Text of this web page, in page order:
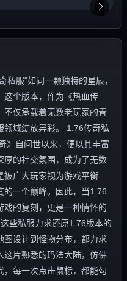
私服"如同一颗独特的星辰，
这个版本，作为《热血传
不仅承载着无数老玩家的青
领域绽放异彩。 1.76传奇私
》自问世以来，便以其丰富
厚的社交氛围，成为了无数
被广大玩家视为游戏平衡
的一个巅峰。因此，当1.76
戏的复刻，更是一种情怀的
些私服力求还原1.76版本的
图设计到怪物分布，都力求
这片熟悉的玛法大陆，仿佛
，每一次点击鼠标，都能勾